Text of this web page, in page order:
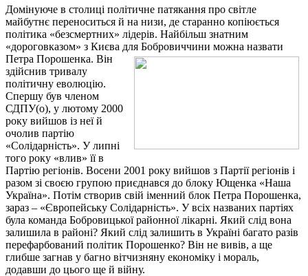
Домінуюче в столиці політичне патякання про світле
майбутнє переноситься й на низи, де старанно копіюється
політика «безсмертних» лідерів. Найбільш знатним
«дороговказом» з Києва для Бобровиччини можна назвати
Петра Порошенка. Він
здійснив тривалу
політичну еволюцію.
Спершу був членом
СДПУ(о), у лютому 2000
року вийшов із неї й
очолив партію
«Солідарність». У липні
того року «влив» її в
Партію регіонів. Восени 2001 року вийшов з Партії регіонів і
разом зі своєю групою приєднався до блоку Ющенка «Наша
Україна». Потім створив свій іменний блок Петра Порошенка,
зараз – «Європейську Солідарність». У всіх названих партіях
була команда Бобровицької районної лікарні. Який слід вона
залишила в районі? Який слід залишить в Україні багато разів
перефарбований політик Порошенко? Він не вивів, а ще
глибше загнав у багно вітчизняну економіку і мораль,
додавши до цього ще й війну.